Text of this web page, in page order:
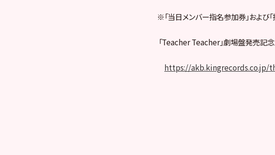
※「当日メンバー指名参加券」および
「Teacher Teacher」劇場盤発売記
https://akb.kingrecords.co.jp/